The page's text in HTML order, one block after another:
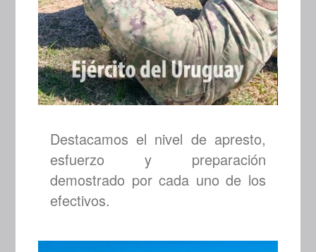
Destacamos el nivel de apresto,
esfuerzo y preparación
demostrado por cada uno de los
efectivos.